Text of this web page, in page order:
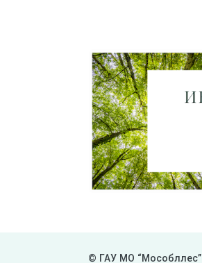
© ГАУ МО “Мособллес”